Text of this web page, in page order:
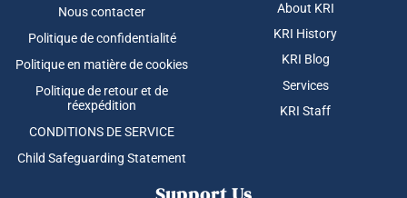
Nous contacter
Politique de confidentialité
Politique en matière de cookies
Politique de retour et de
réexpédition
CONDITIONS DE SERVICE
Child Safeguarding Statement
About KRI
KRI History
KRI Blog
Services
KRI Staff